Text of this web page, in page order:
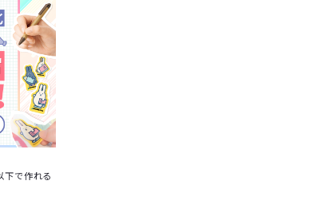
下で作れる